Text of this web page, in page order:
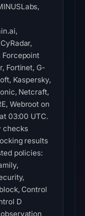
Forcepoint
Fortinet, G-
Kaspersky,
Netcraft,
Webroot on
03:00 UTC.
checks
results
policies:
Control
D